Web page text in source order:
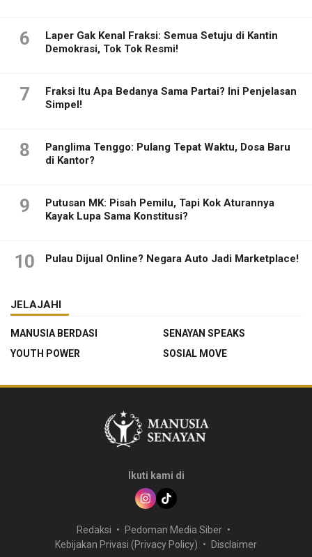
6
Laper Gak Kenal Fraksi: Semua Setuju di Kantin
Demokrasi, Tok Tok Resmi!
7
Fraksi Itu Apa Bedanya Sama Partai? Ini Penjelasan
Simpel!
8
Panglima Tenggo: Pulang Tepat Waktu, Dosa Baru
di Kantor?
9
Putusan MK: Pisah Pemilu, Tapi Kok Aturannya
Kayak Lupa Sama Konstitusi?
10 Pulau Dijual Online? Negara Auto Jadi Marketplace!
JELAJAHI
MANUSIA BERDASI
SENAYAN SPEAKS
YOUTH POWER
SOSIAL MOVE
Ikuti kami di
Redaksi
Pedoman Media Siber
Kebijakan Privasi (Privacy Policy)
Disclaimer